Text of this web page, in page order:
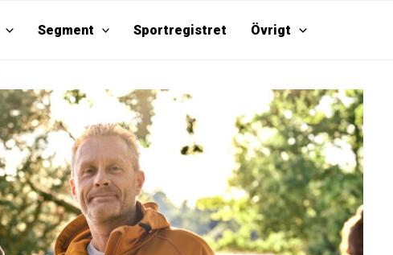
Segment Sportregistret Övrigt